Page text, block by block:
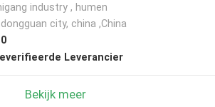
industry , humen
city, china ,China
Leverancier
Bekijk meer